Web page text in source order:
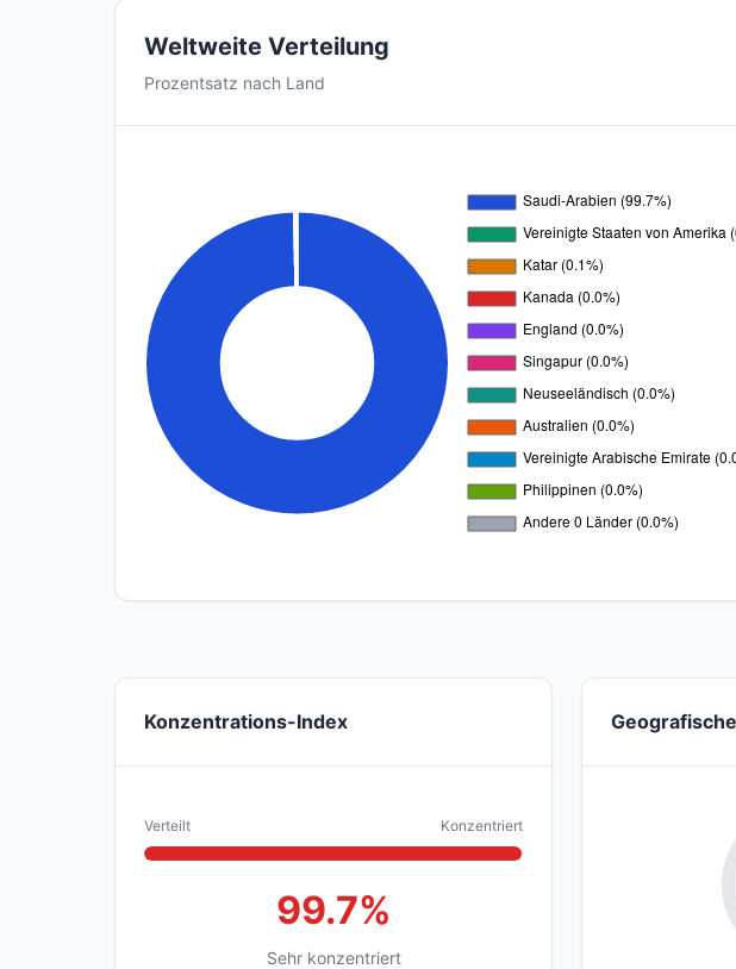
Weltweite Verteilung
Prozentsatz nach Land
Konzentrations-Index
Verteilt Konzentriert
99.7%
Sehr konzentriert